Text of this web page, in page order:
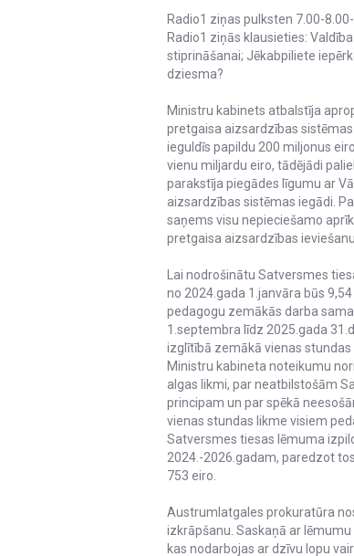
Radio1 ziņas pulksten 7.00-
Radio1 ziņās klausieties:
stiprināšanai; Jēkabpiliete
dziesma?
Ministru kabinets atbalstīja
pretgaisa aizsardzības
ieguldīs papildu 200 miljonus
vienu miljardu eiro, tādējādi
parakstīja piegādes līgumu ar
aizsardzības sistēmas iegādi.
saņems visu nepieciešamo
pretgaisa aizsardzības
Lai nodrošinātu Satversmes
no 2024.gada 1.janvāra būs
pedagogu zemākās darba
1.septembra līdz 2025.gada
izglītībā zemākā vienas
Ministru kabineta noteikumu
algas likmi, par neatbilstošām
principam un par spēkā
vienas stundas likme visiem
Satversmes tiesas lēmuma
2024.-2026.gadam, paredzot
753 eiro.
Austrumlatgales prokuratūra
izkrāpšanu. Saskaņā ar
kas nodarbojas ar dzīvu lopu